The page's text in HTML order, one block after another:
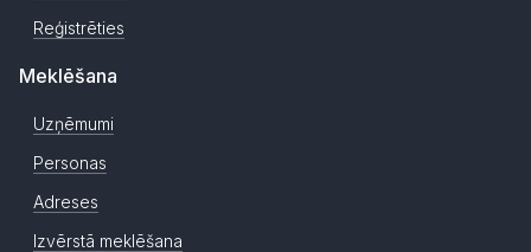
Reģistrēties
Meklēšana
Uzņēmumi
Personas
Adreses
Izvērstā meklēšana